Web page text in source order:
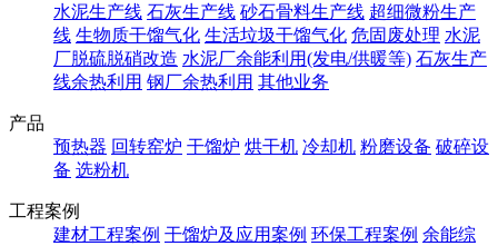
水泥生产线 石灰生产线 砂石骨料生产线 超细微粉生产
线 生物质干馏气化 生活垃圾干馏气化 危固废处理 水泥
厂脱硫脱硝改造 水泥厂余能利用(发电/供暖等) 石灰生产
线余热利用 钢厂余热利用 其他业务
产品
预热器 回转窑炉 干馏炉 烘干机 冷却机 粉磨设备 破碎设
备 选粉机
工程案例
建材工程案例 干馏炉及应用案例 环保工程案例 余能综